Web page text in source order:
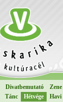
Divatbemutató Zene
Tánc Hétvége Havi